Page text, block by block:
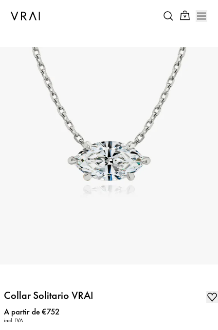
Collar Solitario VRAI
Precio:
A partir de €752
incl. IVA